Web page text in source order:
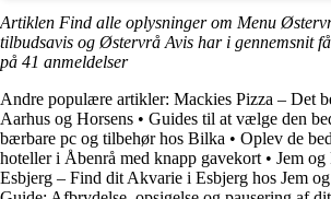
Artiklen Find alle oplysninger om Menu
tilbudsavis og Østervrå Avis har i gennemsnit
på 41 anmeldelser
Andre populære artikler: Mackies Pizza – Det
Aarhus og Horsens • Guides til at vælge den
bærbare pc og tilbehør hos Bilka • Oplev de
hoteller i Åbenrå med knapp gavekort • Jem
Esbjerg – Find dit Akvarie i Esbjerg hos Jem